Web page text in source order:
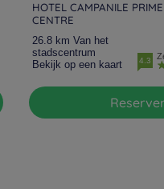
HOTEL CAMPANILE
CENTRE
26.8 km Van het
stadscentrum
Bekijk op een kaart
4.3